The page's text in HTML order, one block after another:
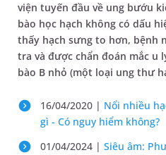
viện tuyến đầu về ung bướu
bào học hạch không có dấu
thấy hạch sưng to hơn, bệnh
tra và được chẩn đoán mắc u
bào B nhỏ (một loại ung thư
16/04/2020 | Nổi nhiều
gì - Có nguy hiểm không?
01/04/2024 | Siêu âm: